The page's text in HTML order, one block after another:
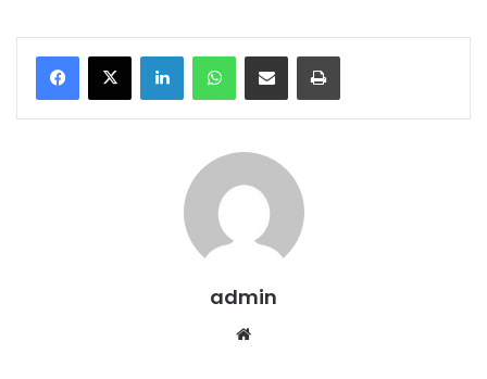
admin